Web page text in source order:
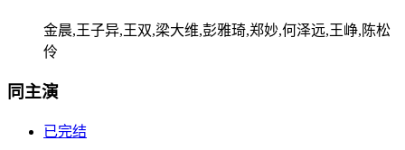
金晨,王子异,王双,梁大维,彭雅琦,郑妙,何泽远,王峥,陈松
伶
同主演
已完结